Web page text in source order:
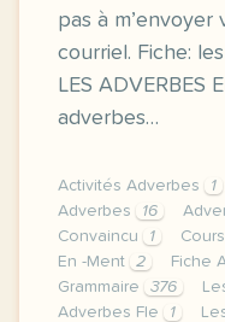
pas à m’envoyer
courriel. Fiche:
LES ADVERBES
adverbes…
Activités Adverbes 1
Adverbes
16
Convaincu
1
En -Ment
2 Fiche
Grammaire
376
Adverbes Fle
1